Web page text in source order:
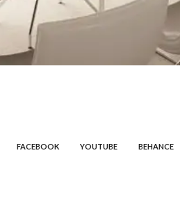
FACEBOOK YOUTUBE BEHANCE